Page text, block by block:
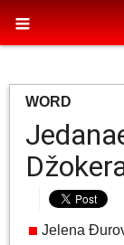
WORD
Jelena